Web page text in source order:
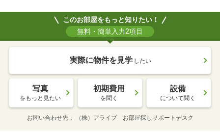
このお部屋をもっと知りたい！
無料・簡単入力2項目
実際に物件を見学 したい
写真
をもっと見たい
初期費用
を聞く
設備
について聞く
お問い合わせ先 （株）アライブ お部屋探しサポートデスク